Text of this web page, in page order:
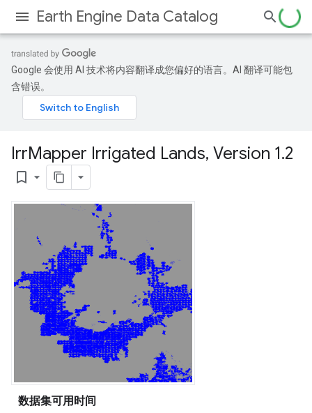
Earth Engine Data Catalog
Google 会使用 AI 技术将内容翻译成您偏好的语言。AI 翻译可能包
含错误。
IrrMapper Irrigated Lands, Version 1.2
bookmark_border
数据集可用时间